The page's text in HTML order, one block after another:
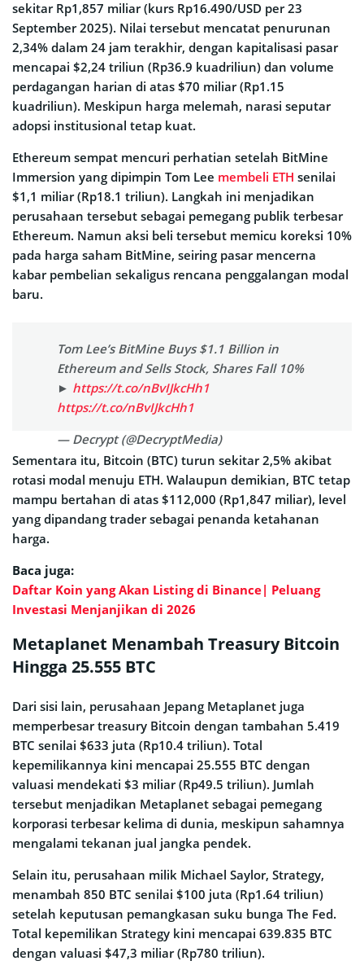
sekitar Rp1,857 miliar (kurs Rp16.490/USD per 23
September 2025). Nilai tersebut mencatat penurunan
2,34% dalam 24 jam terakhir, dengan kapitalisasi pasar
mencapai $2,24 triliun (Rp36.9 kuadriliun) dan volume
perdagangan harian di atas $70 miliar (Rp1.15
kuadriliun). Meskipun harga melemah, narasi seputar
adopsi institusional tetap kuat.
Ethereum sempat mencuri perhatian setelah BitMine
Immersion yang dipimpin Tom Lee membeli ETH senilai
$1,1 miliar (Rp18.1 triliun). Langkah ini menjadikan
perusahaan tersebut sebagai pemegang publik terbesar
Ethereum. Namun aksi beli tersebut memicu koreksi 10%
pada harga saham BitMine, seiring pasar mencerna
kabar pembelian sekaligus rencana penggalangan modal
baru.
Tom Lee’s BitMine Buys $1.1 Billion in
Ethereum and Sells Stock, Shares Fall 10%
► https://t.co/nBvIJkcHh1
https://t.co/nBvIJkcHh1
— Decrypt (@DecryptMedia)
September 22, 2025
Sementara itu, Bitcoin (BTC) turun sekitar 2,5% akibat
rotasi modal menuju ETH. Walaupun demikian, BTC tetap
mampu bertahan di atas $112,000 (Rp1,847 miliar), level
yang dipandang trader sebagai penanda ketahanan
harga.
Baca juga:
Daftar Koin yang Akan Listing di Binance| Peluang
Investasi Menjanjikan di 2026
Metaplanet Menambah Treasury Bitcoin
Hingga 25.555 BTC
Dari sisi lain, perusahaan Jepang Metaplanet juga
memperbesar treasury Bitcoin dengan tambahan 5.419
BTC senilai $633 juta (Rp10.4 triliun). Total
kepemilikannya kini mencapai 25.555 BTC dengan
valuasi mendekati $3 miliar (Rp49.5 triliun). Jumlah
tersebut menjadikan Metaplanet sebagai pemegang
korporasi terbesar kelima di dunia, meskipun sahamnya
mengalami tekanan jual jangka pendek.
Selain itu, perusahaan milik Michael Saylor, Strategy,
menambah 850 BTC senilai $100 juta (Rp1.64 triliun)
setelah keputusan pemangkasan suku bunga The Fed.
Total kepemilikan Strategy kini mencapai 639.835 BTC
dengan valuasi $47,3 miliar (Rp780 triliun).